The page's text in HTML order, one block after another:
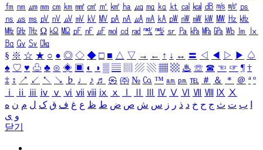
㎙ ㎚ ㎛ ㎜ ㎝ ㎞ ㎟ ㎠ ㎡ ㎢ ㏊ ㎍ ㎎ ㎏ ㏏ ㎈ ㎉ ㏈ ㎧ ㎨ ㎰
㎱ ㎲ ㎳ ㎴ ㎵ ㎶ ㎷ ㎸ ㎹ ㎀ ㎁ ㎂ ㎃ ㎄ ㎺ ㎻ ㎽ ㎾ ㎿ ㎐ ㎑
㎒ ㎓ ㎔ Ω ㏀ ㏁ ㎊ ㎋ ㎌ ㏖ ㏅ ㎭ ㎮ ㎯ ㏛ ㎩ ㎪ ㎫ ㎬ ㏝ ㏐
㏓
㏃ ㏉ ㏜ ㏆
§ ※ ☆ ★ ○ ● ◎ ◇ ◆ □ ■ △ ▽ → ← ↑ ↓ ↔ 〓 ◁ ◀ ▷ ▶ ♤
♠ ♡ ♥ ♧ ♣ ⊙ ◈ ▣ ◐ ◑ ▒ ▤ ▨ ▧ ▦ ▩ ♨ ☏ ☎ ☜ ☞ ¶ †
‡ ↕ ↗ ↙ ↖ ↘ ♭ ♩ ♪ ♬ ㉿ ㈜ № ㏇ ™ ㏂ ㏘ ℡ ＃ ＆ ＊ ＠ ª º
ⅰ
ⅱ ⅲ ⅳ ⅴ ⅵ ⅶ ⅷ ⅸ ⅹ Ⅳ Ⅴ Ⅵ Ⅶ Ⅷ Ⅸ Ⅹ
ب ت ث ج ح خ د ذ ر ز س ش ص ض ط ظ ع غ ف ق ک ل م ن ه
و ی
닫기